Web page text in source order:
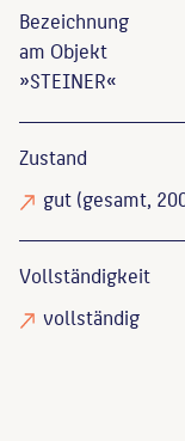
Bezeichnung
am Objekt
»STEINER«
Zustand
gut(gesamt,
Vollständigkeit
vollständig